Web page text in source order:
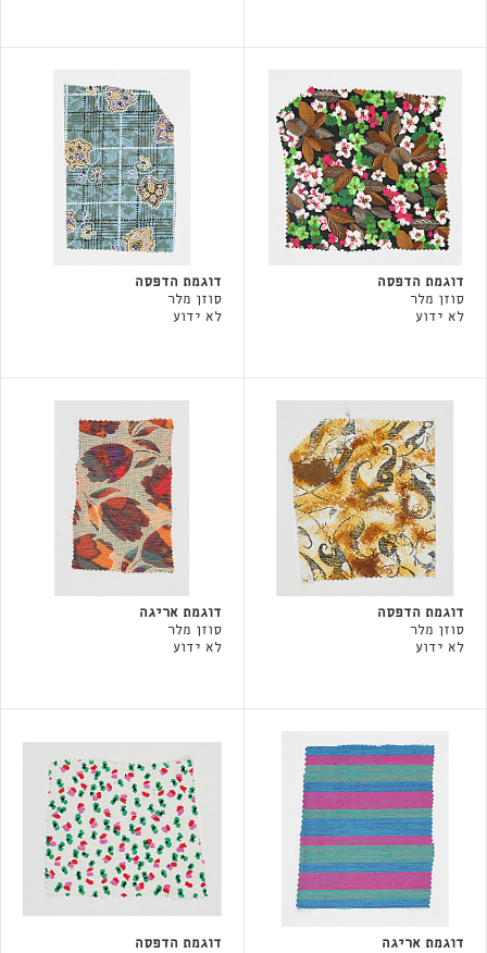
דוגמת הדפסה
סוזן מלר
לא ידוע
דוגמת הדפסה
סוזן מלר
לא ידוע
דוגמת הדפסה
סוזן מלר
לא ידוע
דוגמת אריגה
סוזן מלר
לא ידוע
דוגמת אריגה
דוגמת הדפסה